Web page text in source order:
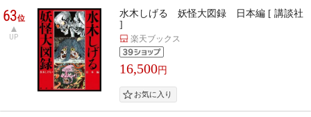
63位
UP
水木しげる 妖怪大図録 日本編 [ 講談社
]
楽天ブックス
16,500円